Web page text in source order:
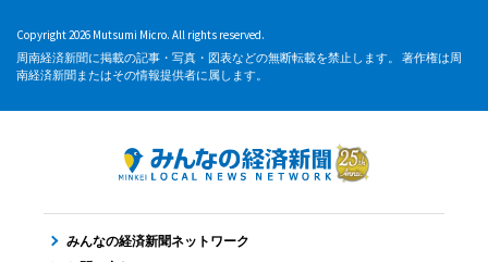
Copyright 2026 Mutsumi Micro. All rights reserved.
周南経済新聞に掲載の記事・写真・図表などの無断転載を禁止します。 著作権は周
南経済新聞またはその情報提供者に属します。
みんなの経済新聞ネットワーク